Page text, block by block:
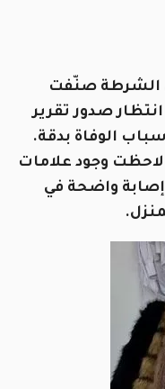
الشرطة صنّفت
صدور تقرير
الوفاة بدقة.
وجود علامات
واضحة في